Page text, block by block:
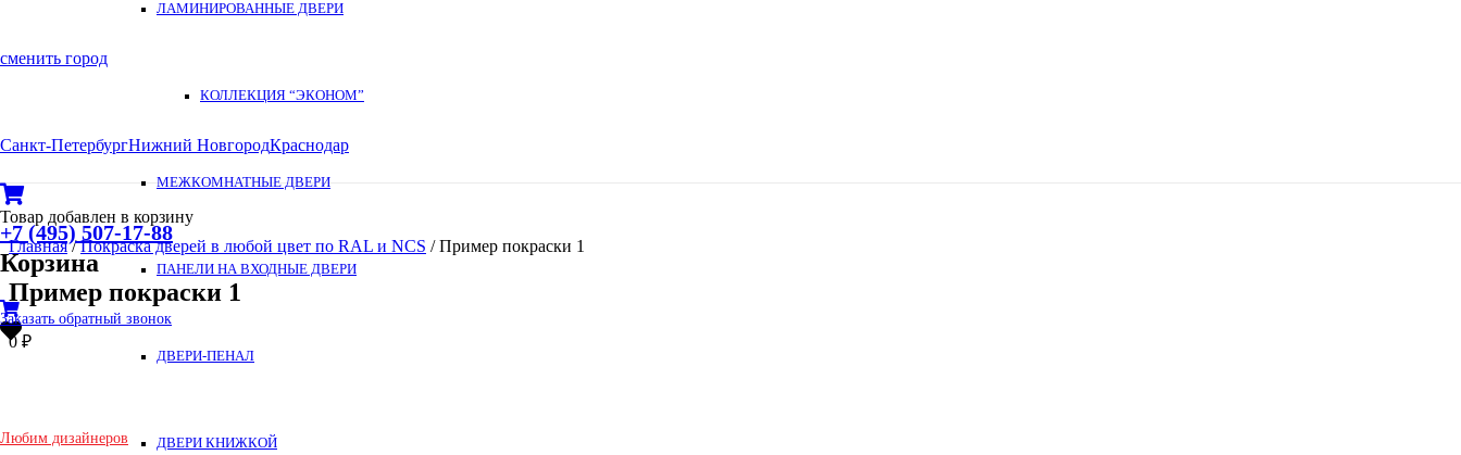
сменить город
Санкт-ПетербургНижний НовгородКраснодар
+7 (495) 507-17-88
Заказать обратный звонок
Любим дизайнеров
ЛАМИНИРОВАННЫЕ ДВЕРИ
КОЛЛЕКЦИЯ “ЭКОНОМ”
МЕЖКОМНАТНЫЕ ДВЕРИ
ПАНЕЛИ НА ВХОДНЫЕ ДВЕРИ
ДВЕРИ-ПЕНАЛ
ДВЕРИ КНИЖКОЙ
Товар добавлен в корзину
Корзина
Главная/Покраска дверей в любой цвет по RAL и NCS / Пример покраски 1
Пример покраски 1
0 ₽